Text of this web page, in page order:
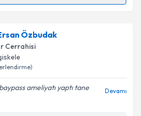
e-posta ile bilgilendireceğiz.
Özbudak
Cerrahisi
ameliyatı yaptı tane
Devamı